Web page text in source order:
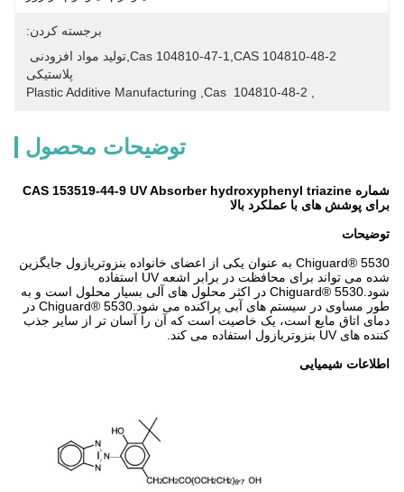
برجسته کردن:
پلاستیکی
Cas  104810-48-2
Plastic Additive Manufacturing
توضیحات محصول
شماره CAS 153519-44-9 UV Absorber hydroxyphenyl triazine
برای پوشش های با عملکرد بالا
توضیحات
Chiguard® 5530 به عنوان یکی از اعضای خانواده بنزوتریازول جایگزین
شده می تواند برای محافظت در برابر اشعه UV استفاده
شود.Chiguard® 5530 در اکثر محلول های آلی بسیار محلول است و به
طور مساوی در سیستم های آبی پراکنده می شود.Chiguard® 5530 در
دمای اتاق مایع است، یک خاصیت است که آن را آسان تر از سایر جذب
کننده های UV بنزوتریازول استفاده می کند.
اطلاعات شیمیایی